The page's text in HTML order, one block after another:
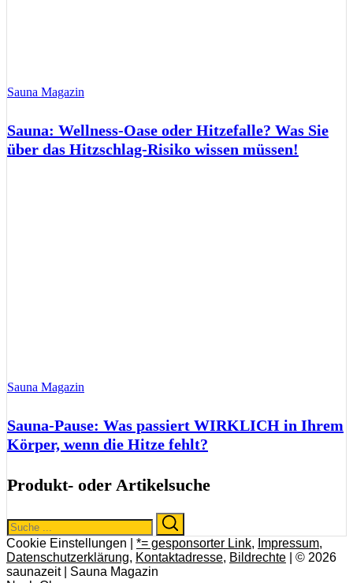
Sauna Magazin
Sauna: Wellness-Oase oder Hitzefalle? Was Sie
über das Hitzschlag-Risiko wissen müssen!
Sauna Magazin
Sauna-Pause: Was passiert WIRKLICH in Ihrem
Körper, wenn die Hitze fehlt?
Produkt- oder Artikelsuche
Search
for:
Cookie Einstellungen | *= gesponsorter Link, Impressum,
Datenschutzerklärung, Kontaktadresse, Bildrechte | © 2026
saunazeit | Sauna Magazin